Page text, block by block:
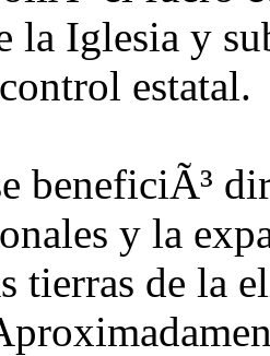
la Iglesia y
estatal.
beneficiÃ³
y la
tierras de la